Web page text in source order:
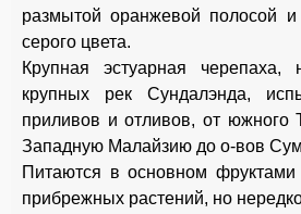
размытой оранжевой полосой и
серого цвета.
Крупная эстуарная черепаха,
крупных рек Сундалэнда,
приливов и отливов, от южного
Западную Малайзию до о-вов
Питаются в основном
прибрежных растений, но